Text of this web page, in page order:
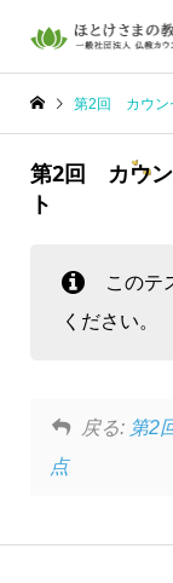
第2回 カウン
第2回 カウン
ト
このテ
ください。
戻る: 第2
点